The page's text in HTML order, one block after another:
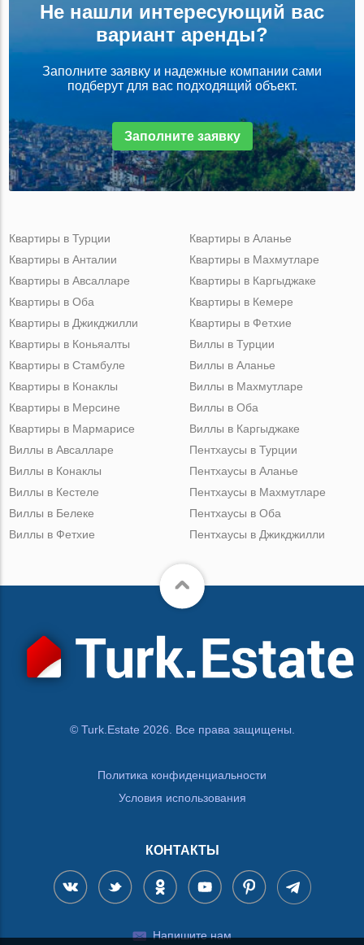
Не нашли интересующий вас
вариант аренды?
Заполните заявку и надежные компании сами
подберут для вас подходящий объект.
Заполните заявку
Квартиры в Турции
Квартиры в Анталии
Квартиры в Авсалларе
Квартиры в Оба
Квартиры в Джикджилли
Квартиры в Аланье
Квартиры в Махмутларе
Квартиры в Каргыджаке
Квартиры в Кемере
Квартиры в Фетхие
Квартиры в Коньяалты
Квартиры в Стамбуле
Квартиры в Конаклы
Квартиры в Мерсине
Квартиры в Мармарисе
Виллы в Турции
Виллы в Аланье
Виллы в Махмутларе
Виллы в Оба
Виллы в Каргыджаке
Виллы в Авсалларе
Виллы в Конаклы
Виллы в Кестеле
Виллы в Белеке
Виллы в Фетхие
Пентхаусы в Турции
Пентхаусы в Аланье
Пентхаусы в Махмутларе
Пентхаусы в Оба
Пентхаусы в Джикджилли
© Turk.Estate 2026. Все права защищены.
Политика конфиденциальности
Условия использования
КОНТАКТЫ
Напишите нам